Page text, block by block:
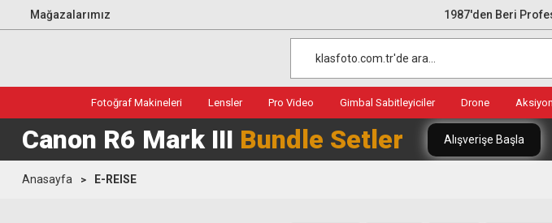
Mağazalarımız 1987'den Beri
Fotoğraf Makineleri Lensler Pro Video Gimbal Sabitleyiciler Drone
Canon R6 Mark III Bundle Setler Alışverişe Başla
Anasayfa E-REISE